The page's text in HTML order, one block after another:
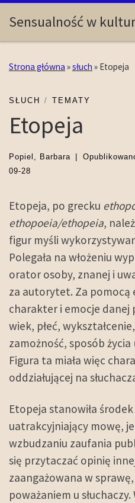
Skip to content
Sensualność w
Strona główna »słuch » Etopeja
SŁUCH TEMATY
Etopeja
Popiel, Barbara
09-28
Etopeja, po grecku
ethopoeia/ethopeia,
figur myśli
Polegała na włożeniu
orator osoby, znanej i
za autorytet. Za pomocą
charakter i emocje danej
wiek, płeć,
zamożność, sposób życia
Figura ta miała więc
oddziałującej na
Etopeja stanowiła
uatrakcyjniający mowę,
wzbudzaniu zaufania
się przytaczać opinię
zaangażowana w sprawę,
poważaniem u